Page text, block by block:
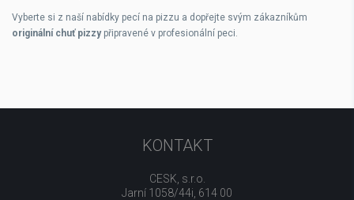
Vyberte si z naší nabídky pecí na pizzu a dopřejte svým zákazníkům
originální chuť pizzy připravené v profesionální peci.
KONTAKT
CESK, s.r.o.
Jarní 1058/44i, 614 00